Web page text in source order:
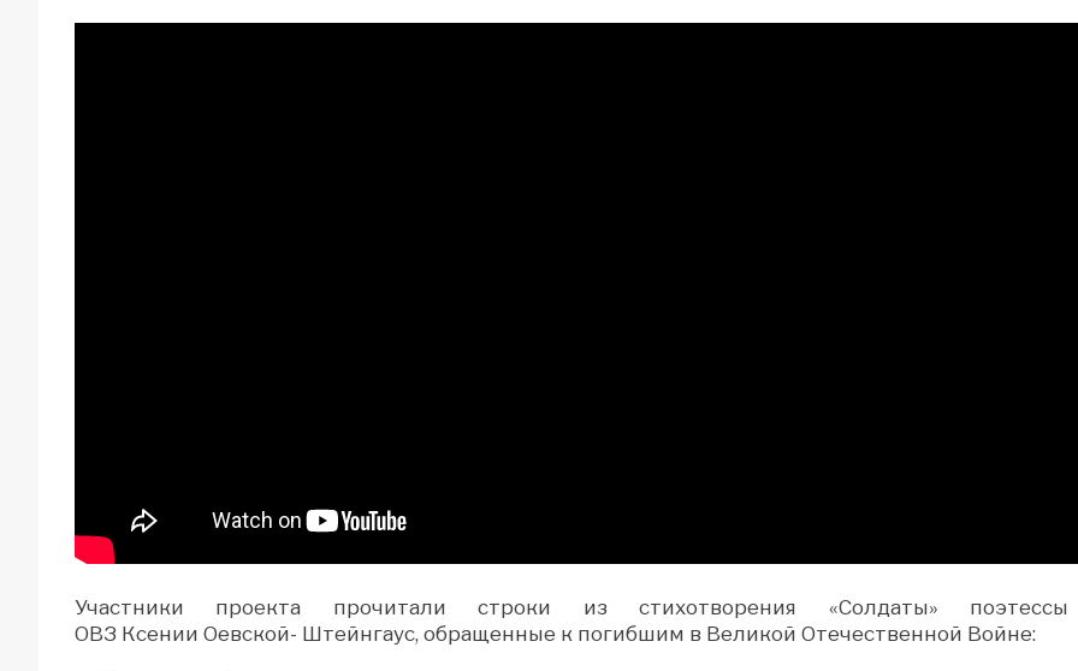
Участники проекта прочитали строки из стихотворения «Солдаты»
ОВЗ Ксении Оевской- Штейнгаус, обращенные к погибшим в Великой Отечественной Войне: